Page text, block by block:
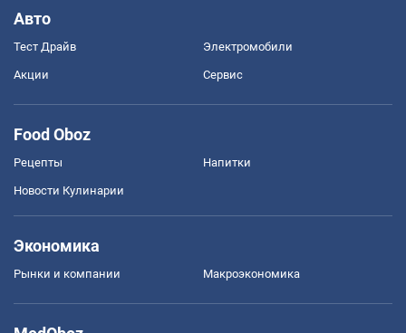
Авто
Тест Драйв Электромобили
Акции Сервис
Food Oboz
Рецепты Напитки
Новости Кулинарии
Экономика
Рынки и компании Mакроэкономика